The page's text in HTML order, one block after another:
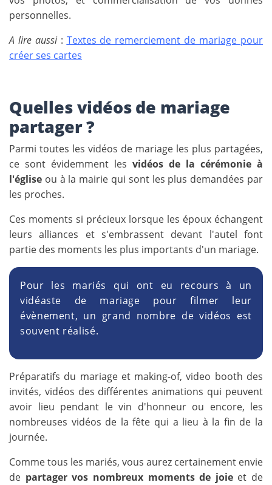
personnelles.
A lire aussi: Textes de remerciement de mariage pour
créer ses cartes
Quelles vidéos de mariage
partager ?
Parmi toutes les vidéos de mariage les plus partagées,
ce sont évidemment les vidéos de la cérémonie à
l'église ou à la mairie qui sont les plus demandées par
les proches.
Ces moments si précieux lorsque les époux échangent
leurs alliances et s'embrassent devant l'autel font
partie des moments les plus importants d'un mariage.
Pour les mariés qui ont eu recours à un
vidéaste de mariage pour filmer leur
évènement, un grand nombre de vidéos est
souvent réalisé.
Préparatifs du mariage et making-of, video booth des
invités, vidéos des différentes animations qui peuvent
avoir lieu pendant le vin d'honneur ou encore, les
nombreuses vidéos de la fête qui a lieu à la fin de la
journée.
Comme tous les mariés, vous aurez certainement envie
de partager vos nombreux moments de joieet de